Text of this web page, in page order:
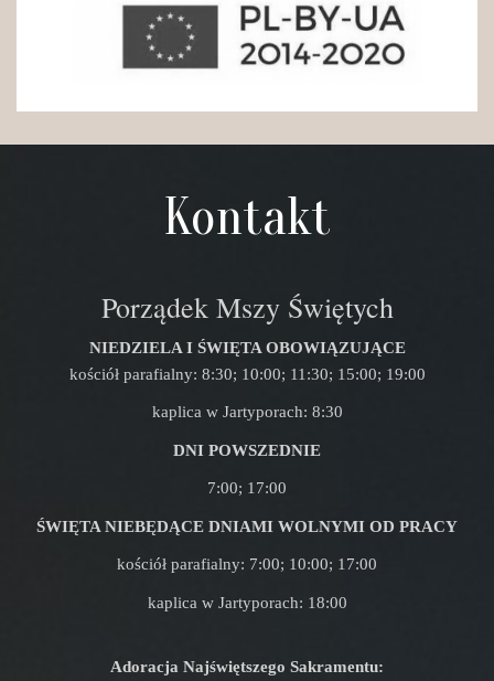
Kontakt
Porządek Mszy Świętych
NIEDZIELA I ŚWIĘTA OBOWIĄZUJĄCE
kościół parafialny: 8:30; 10:00; 11:30; 15:00; 19:00
kaplica w Jartyporach: 8:30
DNI POWSZEDNIE
7:00; 17:00
ŚWIĘTA NIEBĘDĄCE DNIAMI WOLNYMI OD PRACY
kościół parafialny: 7:00; 10:00; 17:00
kaplica w Jartyporach: 18:00
Adoracja Najświętszego Sakramentu: